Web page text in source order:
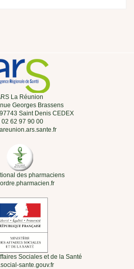
La Réunion
Georges Brassens
Saint Denis CEDEX
02 62 97 90 00
des pharmaciens
Sociales et de la Santé
sante.gouv.fr